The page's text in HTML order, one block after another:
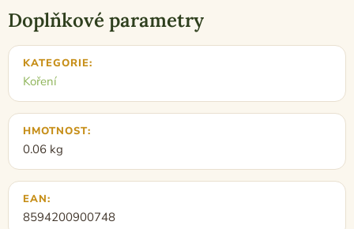
Doplňkové parametry
KATEGORIE:
Koření
HMOTNOST:
0.06 kg
EAN:
8594200900748